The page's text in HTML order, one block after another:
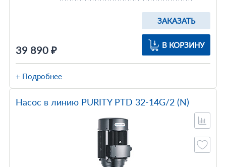
39 890 ₽
ЗАКАЗАТЬ
В КОРЗИНУ
+ Подробнее
Насос в линию PURITY PTD 32-14G/2 (N)